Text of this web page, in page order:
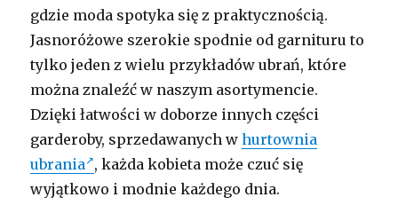
gdzie moda spotyka się z praktycznością.
Jasnoróżowe szerokie spodnie od garnituru to
tylko jeden z wielu przykładów ubrań, które
można znaleźć w naszym asortymencie.
Dzięki łatwości w doborze innych części
garderoby, sprzedawanych whurtownia
ubrania , każda kobieta może czuć się
wyjątkowo i modnie każdego dnia.